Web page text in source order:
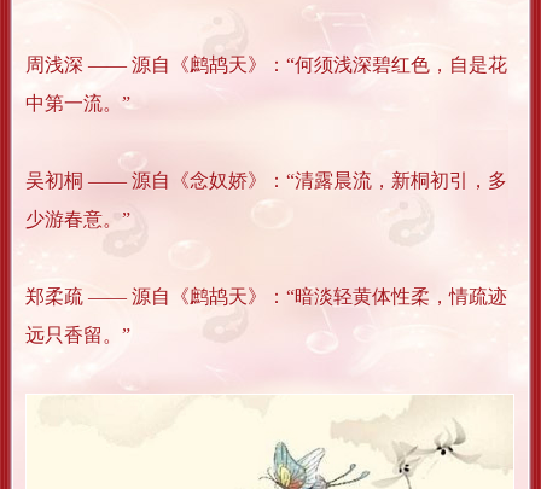
周浅深 —— 源自《鹧鸪天》：“何须浅深碧红色，自是花
中第一流。”
吴初桐 —— 源自《念奴娇》：“清露晨流，新桐初引，多
少游春意。”
郑柔疏 —— 源自《鹧鸪天》：“暗淡轻黄体性柔，情疏迹
远只香留。”